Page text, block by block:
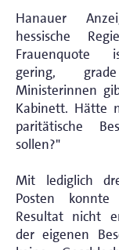
Hanauer
hessische
Frauenquote
gering,
Ministerinnen
Kabinett. Hätte
paritätische
sollen?"
Mit lediglich
Posten
Resultat nicht
der eigenen